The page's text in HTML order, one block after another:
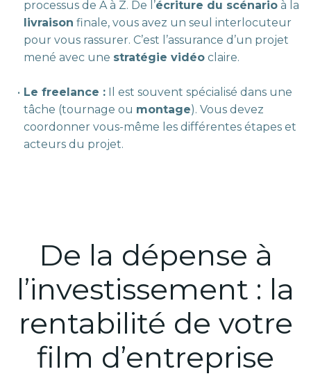
processus de A à Z. De l’écriture du scénario à la
livraison finale, vous avez un seul interlocuteur
pour vous rassurer. C’est l’assurance d’un projet
mené avec une stratégie vidéo claire.
Le freelance :Il est souvent spécialisé dans une
tâche (tournage ou montage). Vous devez
coordonner vous-même les différentes étapes et
acteurs du projet.
De la dépense à
l’investissement : la
rentabilité de votre
film d’entreprise